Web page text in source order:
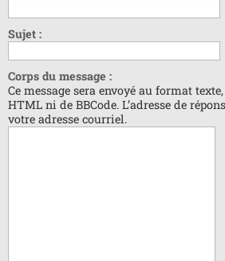
Sujet :
Corps du message :
Ce message sera envoyé au format
HTML ni de BBCode. L’adresse de
votre adresse courriel.